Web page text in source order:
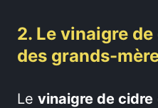
2. Le vinaigre
des grands-
Le vinaigre de cidre